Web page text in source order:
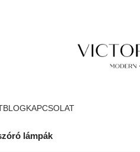
BLOGKAPCSOLAT
lámpák